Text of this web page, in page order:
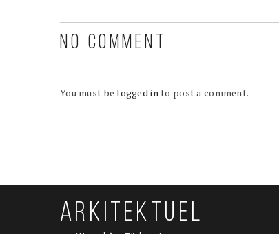
NO COMMENT
You must belogged into post a comment.
ARKITEKTUEL
Mimarlığın Türkçesi